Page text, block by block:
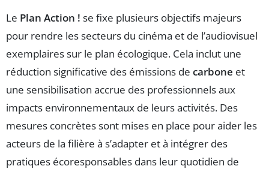
Le Plan Action ! se fixe plusieurs objectifs majeurs
pour rendre les secteurs du cinéma et de l’audiovisuel
exemplaires sur le plan écologique. Cela inclut une
réduction significative des émissions de carbone et
une sensibilisation accrue des professionnels aux
impacts environnementaux de leurs activités. Des
mesures concrètes sont mises en place pour aider les
acteurs de la filière à s’adapter et à intégrer des
pratiques écoresponsables dans leur quotidien de